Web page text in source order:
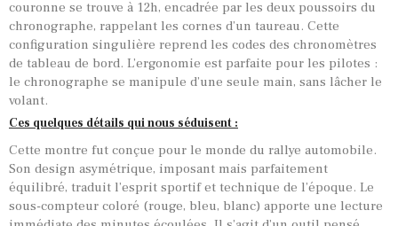
couronne se trouve à 12h, encadrée par les deux poussoirs du
chronographe, rappelant les cornes d’un taureau. Cette
configuration singulière reprend les codes des chronomètres
de tableau de bord. L’ergonomie est parfaite pour les pilotes :
le chronographe se manipule d’une seule main, sans lâcher le
volant.
Ces quelques détails qui nous séduisent :
Cette montre fut conçue pour le monde du rallye automobile.
Son design asymétrique, imposant mais parfaitement
équilibré, traduit l’esprit sportif et technique de l’époque. Le
sous-compteur coloré (rouge, bleu, blanc) apporte une lecture